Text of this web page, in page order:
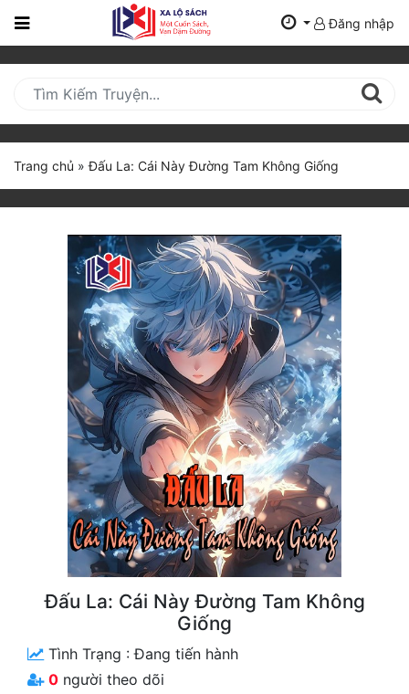
Trang
Mới
Cập
Nhật
(current)
Truyện Mới Ra
Truyện Convert
Truyện Dịch
Truyện Nhập Môn
Xa Lộ Dịch
Đăng nhập
Trang chủ »Đấu La: Cái Này Đường Tam Không Giống
Đấu La: Cái Này Đường Tam Không
Giống
Tình Trạng :Đang tiến hành
0 người theo dõi